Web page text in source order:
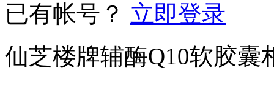
已有帐号？ 立即登录
仙芝楼牌辅酶Q10软胶囊